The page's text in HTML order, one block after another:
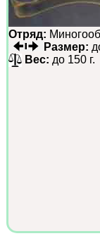
Отряд:
Размер:
Вес: до 150 г.